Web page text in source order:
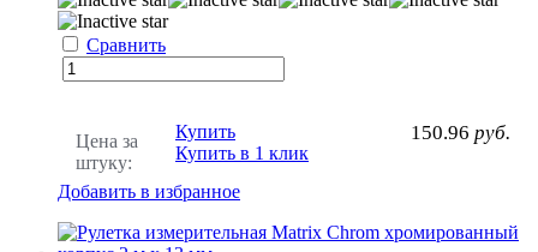
Сравнить
Цена за
штуку:
150.96 руб.
Купить
Купить в 1 клик
Добавить в избранное